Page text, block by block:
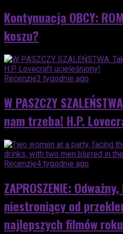
Kontynuacja OBCY:
koszu?
Recenzje3 tygodnie ago
W PASZCZY
nam trzeba! H.P.
Recenzje4 tygodnie ago
ZAPROSZENIE:
niestroniący od
najlepszych filmów roku